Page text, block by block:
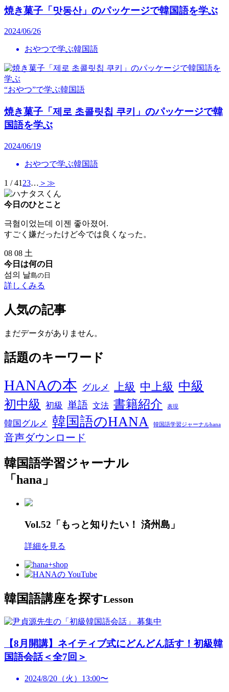
焼き菓子「맛동산」のパッケージで韓国語を学ぶ
2024/06/26
おやつで学ぶ韓国語
“おやつ”で学ぶ韓国語
焼き菓子「제로 초콜릿칩 쿠키」のパッケージで韓
国語を学ぶ
2024/06/19
おやつで学ぶ韓国語
1 / 41 23… ＞ ≫
今日のひとこと
극혐이었는데 이젠 좋아졌어.
すごく嫌だったけど今では良くなった。
08 08 土
今日は何の日
섬의 날島の日
詳しくみる
人気の記事
まだデータがありません。
話題のキーワード
HANAの本 グルメ 上級 中上級 中級
初中級
初級 単語 文法 書籍紹介 表現
韓国グルメ 韓国語のHANA 韓国語学習ジャーナルhana
音声ダウンロード
韓国語学習ジャーナル
「hana」
Vol.52「もっと知りたい！ 済州島」
詳細を見る
韓国語講座を探すLesson
募集中
【8月開講】ネイティブ式にどんどん話す！初級韓
国語会話＜全7回＞
2024/8/20（火）13:00〜